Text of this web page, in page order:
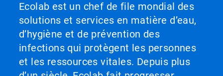
Ecolab est un chef de file mondial des
solutions et services en matière d’eau,
d’hygiène et de prévention des
infections qui protègent les personnes
et les ressources vitales. Depuis plus